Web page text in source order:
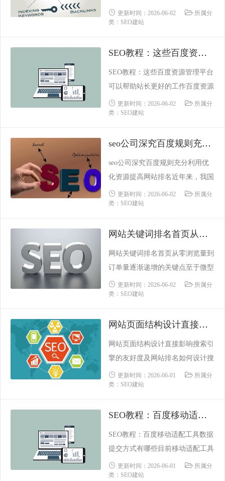
一下建设外链的误区。一、单纯
促”下，越来越多的企业将网络营
销作为新的营销平台。由于其成本
低廉，不需要面对昂贵的商铺租
金，也能满足现代小伙伴的消费需
逆水行舟。接下来，让我们来看看
更新时间：2026-06-02
所属分
类：SEO建站
SEO教程：这些百度资源管理平台可以帮助站长更好的工作
SEO教程：这些百度资源管理平台
可以帮助站长更好的工作百度资源
管理平台功能：小程序改造引导可
了解关联站点在搜索中的热门内
容，定向改造生产小程序内容 医
疗权威资源优质权威医疗内容提交
设开放共赢的视频搜索生态原创
更新时间：2026-06-02
所属分
类：SEO建站
seo公司深究百度规则充分利用优化资源提高网站排名
seo公司深究百度规则充分利用优
化资源提高网站排名近年来，我国
SEO优化行业蓬勃发展，竞争日趋
激烈，造就了众多SEO学者，但真
正能担当SEO优化重任的SEO人并
不多。在这里为大家分享SEO的核
基本标准，首先......
更新时间：2026-06-02
所属分
类：SEO建站
网站关键词排名首页从零浏览量到订单量逐渐递增的关键点
网站关键词排名首页从零浏览量到
订单量逐渐递增的关键点至于微型
企业，没有多少资金投入竞价排
名。如果你想通过网站营销收到订
单，造成影响的原因大多是关键词
的自然排名。也就是说，如果能免
机会，并且能够完成更好的转化
更新时间：2026-06-02
所属分
类：SEO建站
网站页面结构设计直接影响搜索引擎的友好度及网站排名
网站页面结构设计直接影响搜索引
擎的友好度及网站排名如何设计搜
索引擎友好的网站页面？网站页面
上的许多设计直接影响到它们是否
对搜索引擎足够友好，进而影响网
站的排名和优化难度。所以今天，
否可以在次或进入网站后不久找
更新时间：2026-06-01
所属分
类：SEO建站
SEO教程：百度移动适配工具数据提交方式有哪些
SEO教程：百度移动适配工具数据
提交方式有哪些目前移动适配工具
支持：规则适配提交和URL适配提
交，这两种提交方式都需要先指定
更新时间：2026-06-01
所属分
类：SEO建站